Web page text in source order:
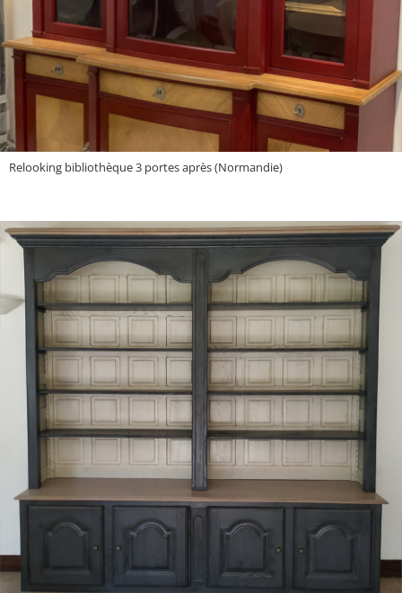
Relooking bibliothèque 3 portes après (Normandie)